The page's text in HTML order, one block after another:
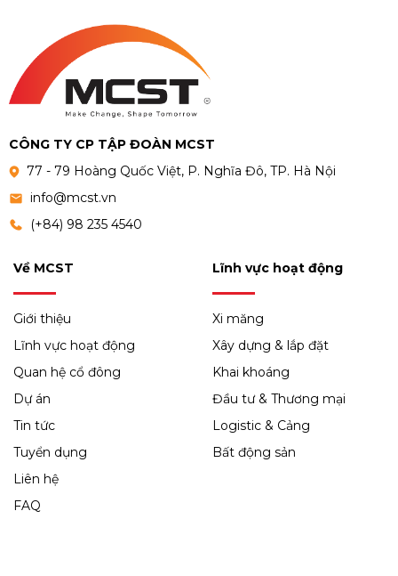
CÔNG TY CP TẬP ĐOÀN MCST
77 - 79 Hoàng Quốc Việt, P. Nghĩa Đô, TP. Hà Nội
info@mcst.vn
(+84) 98 235 4540
Về MCST
Giới thiệu
Lĩnh vực hoạt động
Quan hệ cổ đông
Dự án
Tin tức
Tuyển dụng
Liên hệ
FAQ
Lĩnh vực hoạt động
Xi măng
Xây dựng & lắp đặt
Khai khoáng
Đầu tư & Thương mại
Logistic & Cảng
Bất động sản